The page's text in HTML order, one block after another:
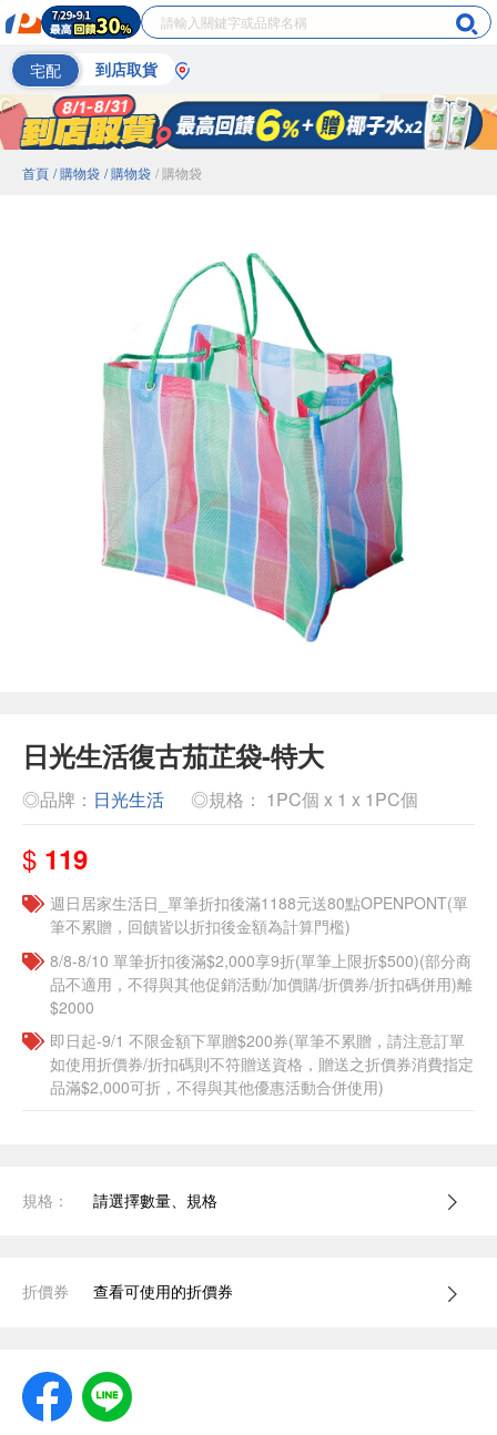
宅配 到店取貨
首頁 / 購物袋 / 購物袋 / 購物袋
日光生活復古茄芷袋-特大
◎品牌： 日光生活 ◎規格： 1PC個 x 1 x 1PC個
$ 119
週日居家生活日_單筆折扣後滿1188元送80點OPENPONT(單
筆不累贈，回饋皆以折扣後金額為計算門檻)
8/8-8/10 單筆折扣後滿$2,000享9折(單筆上限折$500)(部分商
品不適用，不得與其他促銷活動/加價購/折價券/折扣碼併用)離
$2000
即日起-9/1 不限金額下單贈$200券(單筆不累贈，請注意訂單
如使用折價券/折扣碼則不符贈送資格，贈送之折價券消費指定
品滿$2,000可折，不得與其他優惠活動合併使用)
規格： 請選擇數量、規格
折價券 查看可使用的折價券